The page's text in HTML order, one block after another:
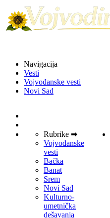
Navigacija
Vesti
Vojvođanske vesti
Novi Sad
Rubrike ➡
Vojvođanske
vesti
Bačka
Banat
Srem
Novi Sad
Kulturno-
umetnička
dešavanja